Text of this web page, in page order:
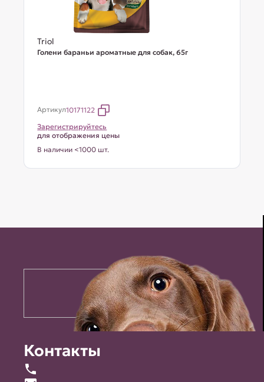
Triol
Голени бараньи ароматные для собак, 65г
Артикул10171122
Зарегистрируйтесь
для отображения цены
В наличии <1000 шт.
Контакты